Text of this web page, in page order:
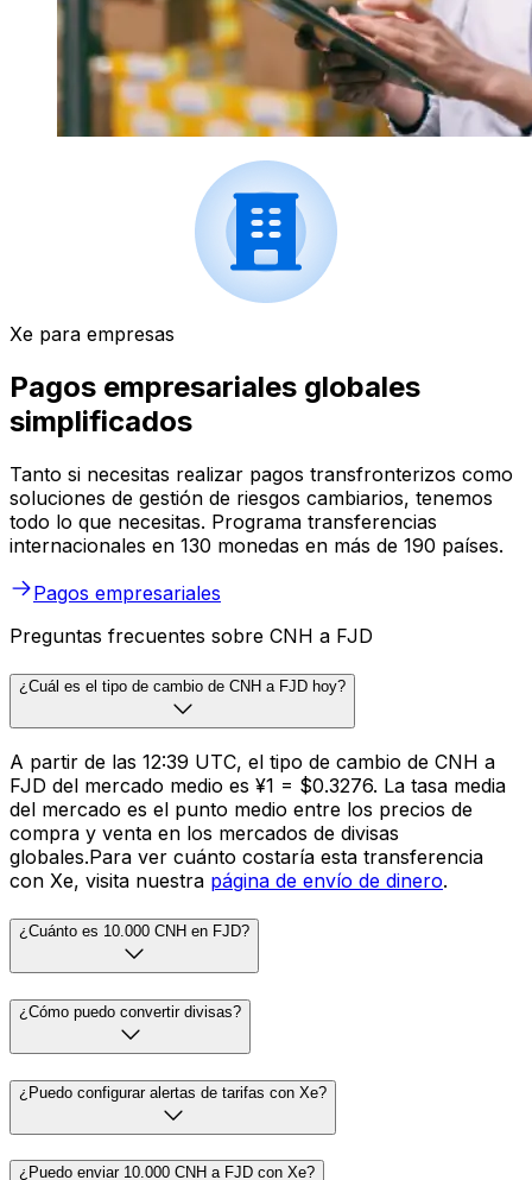
Xe para empresas
Pagos empresariales globales
simplificados
Tanto si necesitas realizar pagos transfronterizos como
soluciones de gestión de riesgos cambiarios, tenemos
todo lo que necesitas. Programa transferencias
internacionales en 130 monedas en más de 190 países.
Pagos empresariales
Preguntas frecuentes sobre CNH a FJD
¿Cuál es el tipo de cambio de CNH a FJD hoy?
A partir de las 12:39 UTC, el tipo de cambio de CNH a
FJD del mercado medio es ¥1 = $0.3276. La tasa media
del mercado es el punto medio entre los precios de
compra y venta en los mercados de divisas
globales.Para ver cuánto costaría esta transferencia
con Xe, visita nuestra página de envío de dinero.
¿Cuánto es 10.000 CNH en FJD?
¿Cómo puedo convertir divisas?
¿Puedo configurar alertas de tarifas con Xe?
¿Puedo enviar 10.000 CNH a FJD con Xe?